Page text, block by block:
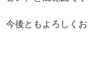
今後ともよろしくお